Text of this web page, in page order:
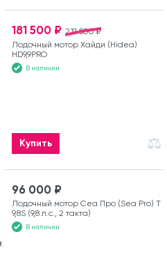
231 500 ₽
181 500 ₽
Лодочный мотор Хайди (Hidea)
HD9,9PRO
В наличии
Купить
96 000 ₽
Лодочный мотор Сеа Про (Sea Pro) Т
9,8S (9,8 л.с., 2 такта)
В наличии